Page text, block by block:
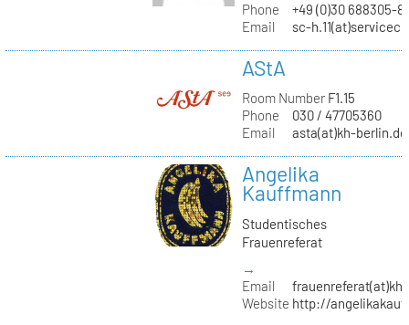
Phone
+49 (0)30 688305-
Email
sc-
AStA
Room NumberF1.15
Phone
030 / 47705360
Email
asta(at)kh-berlin.de
Angelika
Kauffmann
Studentisches
Frauenreferat
→
Email
Website http://